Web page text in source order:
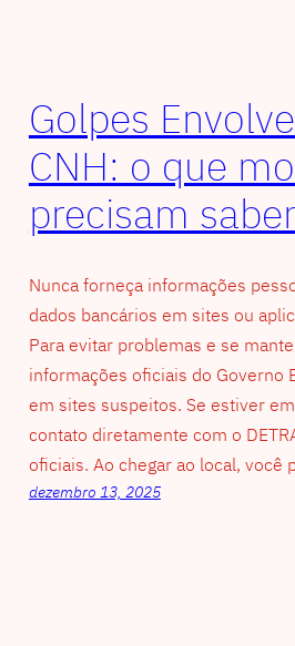
Golpes
CNH: o que
precisam saber
Nunca forneça informações
dados bancários em sites ou
Para evitar problemas e se
informações oficiais do Governo
em sites suspeitos. Se estiver
contato diretamente com o
oficiais. Ao chegar ao local, você
dezembro 13, 2025